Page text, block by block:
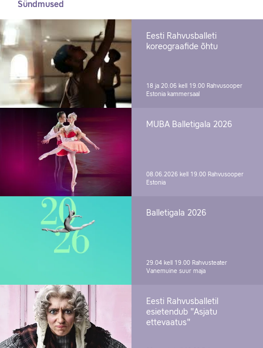
Sündmused
Eesti Rahvusballeti
koreograafide õhtu
18 ja 20.06 kell 19.00 Rahvusooper
Estonia kammersaal
MUBA Balletigala 2026
08.06.2026 kell 19.00 Rahvusooper
Estonia
Balletigala 2026
29.04 kell 19.00 Rahvusteater
Vanemuine suur maja
Eesti Rahvusballetil
esietendub "Asjatu
ettevaatus"